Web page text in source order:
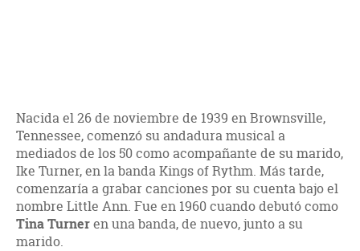
Nacida el 26 de noviembre de 1939 en Brownsville,
Tennessee, comenzó su andadura musical a
mediados de los 50 como acompañante de su marido,
Ike Turner, en la banda Kings of Rythm. Más tarde,
comenzaría a grabar canciones por su cuenta bajo el
nombre Little Ann. Fue en 1960 cuando debutó como
Tina Turneren una banda, de nuevo, junto a su
marido.